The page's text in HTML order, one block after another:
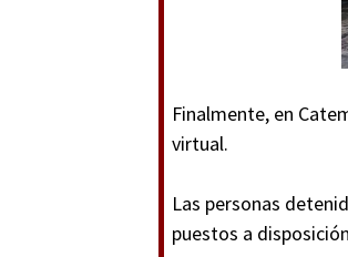
Finalmente, en
virtual.
Las personas
puestos a